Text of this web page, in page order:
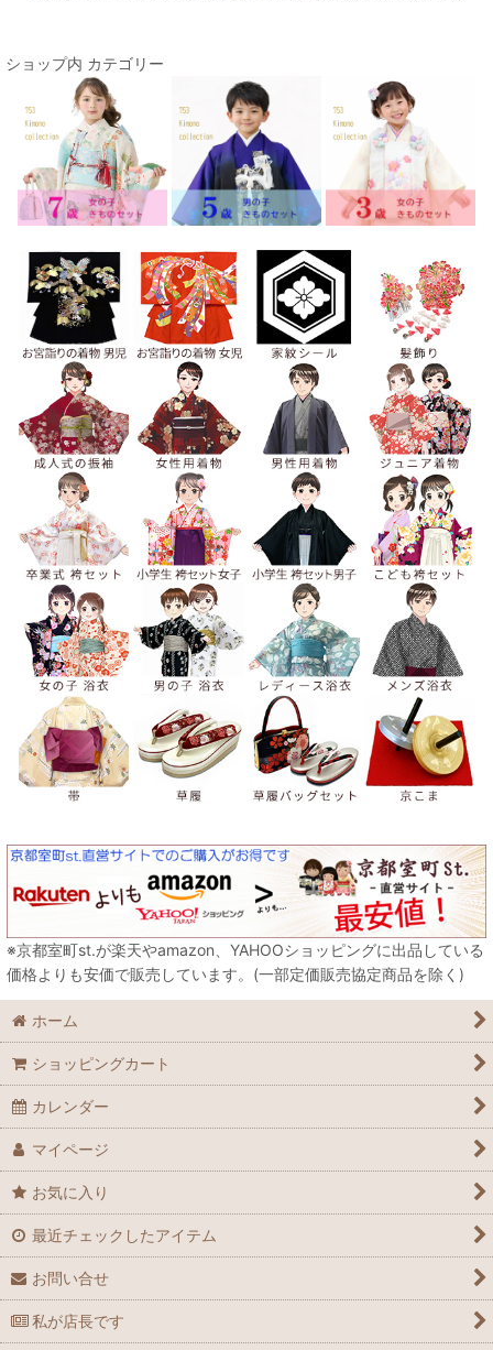
ショップ内 カテゴリー
※京都室町st.が楽天やamazon、YAHOOショッピングに出品している
価格よりも安価で販売しています。(一部定価販売協定商品を除く)
ホーム
ショッピングカート
カレンダー
マイページ
お気に入り
最近チェックしたアイテム
お問い合せ
私が店長です